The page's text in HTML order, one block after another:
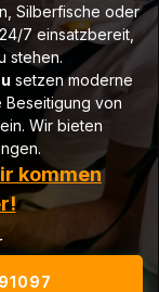
Silberfische oder
7 einsatzbereit,
stehen.
setzen moderne
von
Wir bieten
kommen